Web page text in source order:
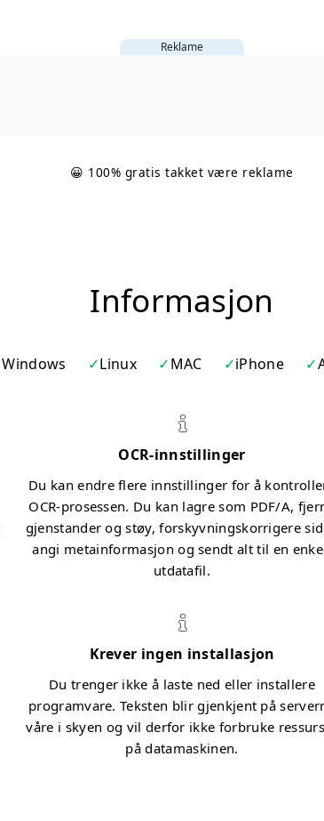
Reklame
😀 100% gratis takket være reklame
Informasjon
Windows Linux MAC iPhone
OCR-innstillinger
Du kan endre flere innstillinger for å
OCR-prosessen. Du kan lagre som PDF/A,
gjenstander og støy, forskyvningskorrigere
angi metainformasjon og sendt alt til en
utdatafil.
Krever ingen installasjon
Du trenger ikke å laste ned eller installere
programvare. Teksten blir gjenkjent på
våre i skyen og vil derfor ikke forbruke
på datamaskinen.